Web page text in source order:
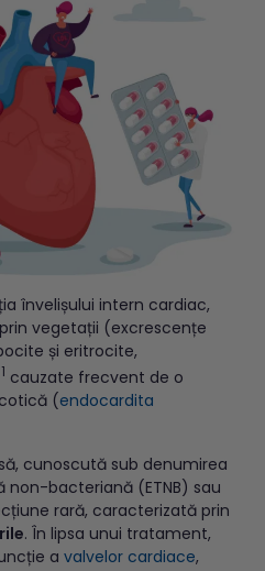
învelișului intern cardiac,
vegetații (excrescențe
și eritrocite,
1 cauzate frecvent de o
(endocardita
cunoscută sub denumirea
bacteriană (ETNB) sau
rară, caracterizată prin
. În lipsa unui tratament,
a valvelor cardiace,